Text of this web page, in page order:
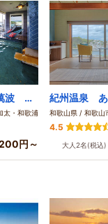
和歌の浦温泉 萬波 MANPA RESORT
太・和歌浦
円～
和歌山県 / 和歌山
4.5
大人2名(税込)